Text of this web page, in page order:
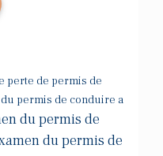
perte de permis de
permis de conduire a
du permis de
du permis de